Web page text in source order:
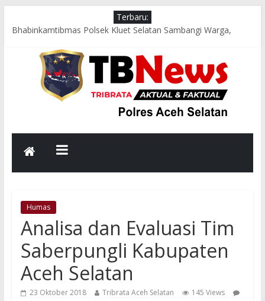
Terbaru:
Bhabinkamtibmas Polsek Kluet Selatan Sambangi Warga,
Jumat Berkah, Kapolsek Kluet Selatan Salurkan Bantuan
Sembako kepada Lansia dan Warga Kurang Mampu
Jumat Sehat, Polres Aceh Selatan Gelorakan Budaya Hidup
Sehat dan Peduli Lingkungan melalui Senam Bersama dan
PLN Evakuasi Pohon Tumbang, Jalur Nasional Kembali Lancar
Aksi Cepat Polres Aceh Selatan Evakuasi Pohon Tumbang,
Humas
Analisa dan Evaluasi Tim
Saberpungli Kabupaten
Aceh Selatan
23 Oktober 2018 Tribrata Aceh Selatan
145 Views